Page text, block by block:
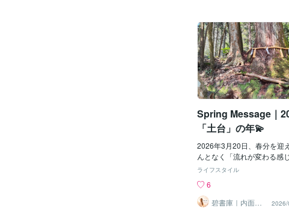
の出来ないオーロラですが
くともエネルギーは降り注
心と身体をしっかり整えて
なエネルギーを身体中で受
う。あなたの心に届く光が
たが歩む道を優しく照らし
ょう。
り、新しいストーリーが幕
んな1週間の星模様を、ス
視点と日常実践のtipsを交
と徹底解説していきます！
のハイライト：宇宙からの
フト ① 3月19日：過去を洗
新月」 3月19日の10時23分
後のサインである魚座で新
す。 魚座は「癒し」「救済
了」「手放し」を象徴する
しいステージに進む前に、
化のシャワー」というプレ
注ぐタイミング。ここで洗
は、あなたを縛っている悲
「大企業なら安心」「結婚
れる」といった、今の自分
Spring Message｜
「土台」の年💫
2026年3月20日、春分を迎
んとなく「流れが変わる感
着かない感覚がある方もい
台」🌱✨️🌿今年は“内側”を整
のチャート（2026年3月20
ライフスタイル
6
碧書庫｜内面を
2026/